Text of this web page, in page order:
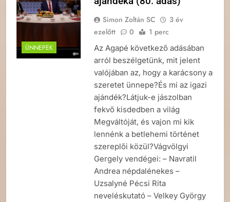
ÜNNEPEK
Simon Zoltán SC
3 év
ezelőtt
0 1 perc
Az Agapé következő adásában
arról beszélgetünk, mit jelent
valójában az, hogy a karácsony a
szeretet ünnepe?És mi az igazi
ajándék?Látjuk-e jászolban
fekvő kisdedben a világ
Megváltóját, és vajon mi kik
lennénk a betlehemi történet
szereplői közül?Vágvölgyi
Gergely vendégei: – Navratil
Andrea népdalénekes –
Uzsalyné Pécsi Rita
neveléskutató – Velkey György